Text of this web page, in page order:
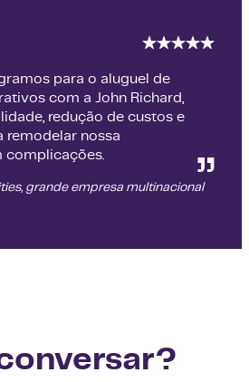
para o aluguel de
com a John Richard,
redução de custos e
remodelar nossa
complicações.
grande empresa multinacional